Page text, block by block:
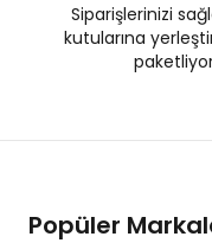
Siparişlerinizi
kutularına
Popüler